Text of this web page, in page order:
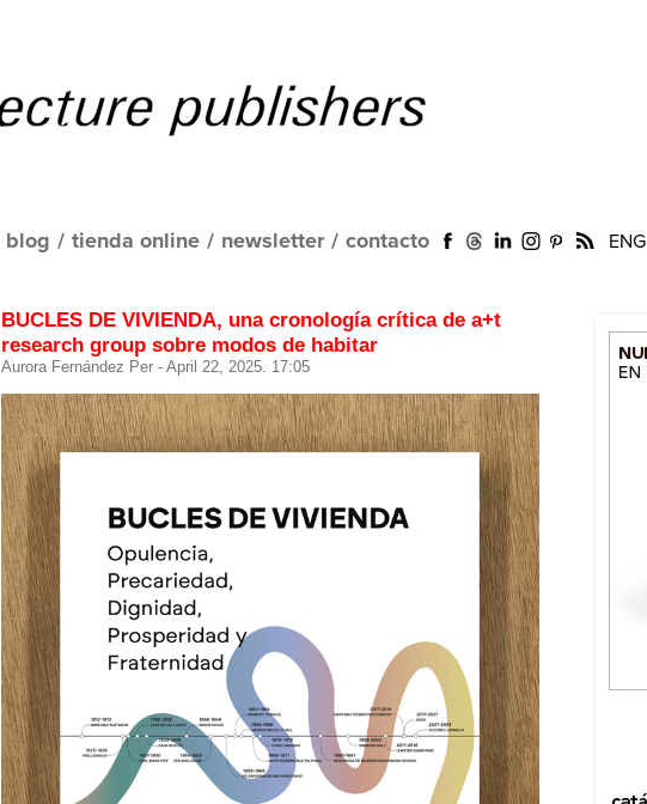
blog / tienda online / newsletter / contacto ENG
BUCLES DE VIVIENDA, una cronología crítica de a+t
research group sobre modos de habitar
Aurora Fernández Per - April 22, 2025. 17:05